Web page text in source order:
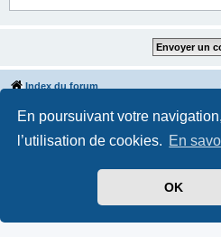
En poursuivant votre
l’utilisation de cookies. En
OK
Index du forum
Développé parphpBB® Forum
Traduit par
Style parSide-car